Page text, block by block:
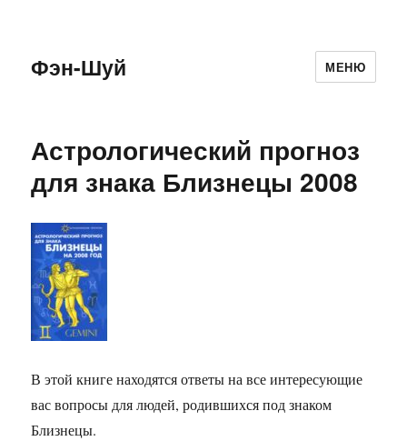
Фэн-Шуй МЕНЮ
Астрологический прогноз
для знака Близнецы 2008
В этой книге находятся ответы на все интересующие
вас вопросы для людей, родившихся под знаком
Близнецы.